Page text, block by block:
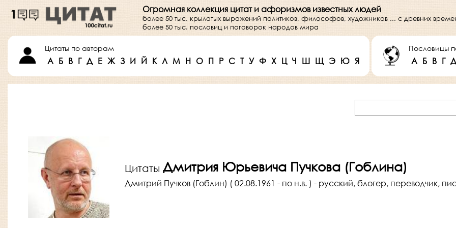
Огромная коллекция цитат и афоризмов известных людей
более 50 тыс. крылатых выражений политиков, философов, художников ... с древних
более 50 тыс. пословиц и поговорок народов мира
Цитаты по авторам
А Б В Г Д Е Ж З И Й К Л М Н О П Р С Т У Ф Х Ц Ч Ш Щ Э Ю Я
Пословицы
А Б В Г Д
Цитаты Дмитрия Юрьевича Пучкова (Гоблина)
Дмитрий Пучков (Гоблин) ( 02.08.1961 - по н.в. ) - русский, блогер, переводчик,